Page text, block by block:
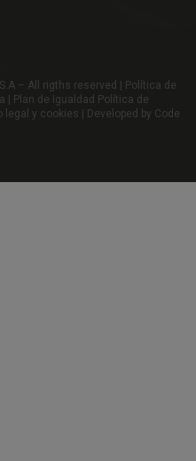
– All rigths reserved | Política de
| Plan de Igualdad Política de
legal y cookies | Developed by Code